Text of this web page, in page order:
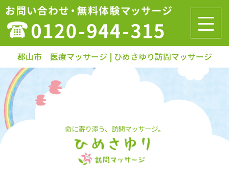
郡山市 医療マッサージ | ひめさゆり訪問マッサージ
命に寄り添う、訪問マッサージ。